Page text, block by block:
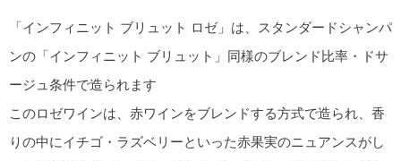
「インフィニット ブリュット ロゼ」は、スタンダードシャンパ
ンの「インフィニット ブリュット」同様のブレンド比率・ドサ
ージュ条件で造られます
このロゼワインは、赤ワインをブレンドする方式で造られ、香
りの中にイチゴ・ラズベリーといった赤果実のニュアンスがし